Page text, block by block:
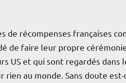
récompenses françaises
de faire leur propre
US et qui sont regardés
au monde. Sans doute est-